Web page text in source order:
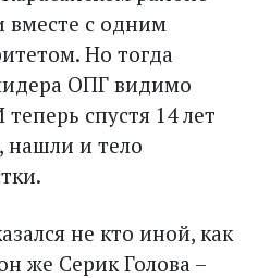
вместе с одним
Но тогда
ОПГ видимо
спустя 14 лет
нашли и тело
не кто иной, как
же Серик Голова –